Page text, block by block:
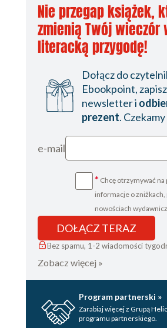
Nie przegap książek,
zmienią Twój wieczór
literacką przygodę!
Dołącz do
Ebookpoint,
newsletter i
prezent.
e-mail
* Chcę otrzymywać na
informacje o
nowościach
DOŁĄCZ TERAZ
Bez spamu, 1-2 wiadomości
Zobacz więcej »
Program partnerski »
Zarabiaj więcej z Grupą
programu partnerskiego.